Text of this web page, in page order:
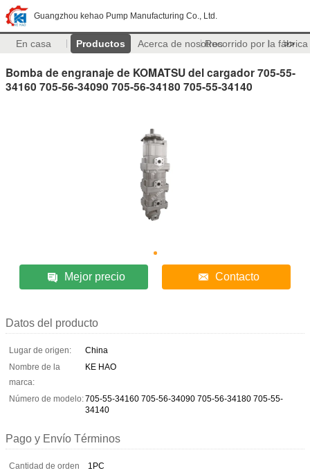
Guangzhou kehao Pump Manufacturing Co., Ltd.
En casa Productos Acerca de nosotrosRecorrido por la fábrica
>>
Bomba de engranaje de KOMATSU del cargador 705-55-
34160 705-56-34090 705-56-34180 705-55-34140
Mejor precio Contacto
Datos del producto
Lugar de origen:
China
Nombre de la
marca:
KE HAO
Número de modelo:705-55-34160 705-56-34090 705-56-34180 705-55-
34140
Pago y Envío Términos
Cantidad de orden
1PC